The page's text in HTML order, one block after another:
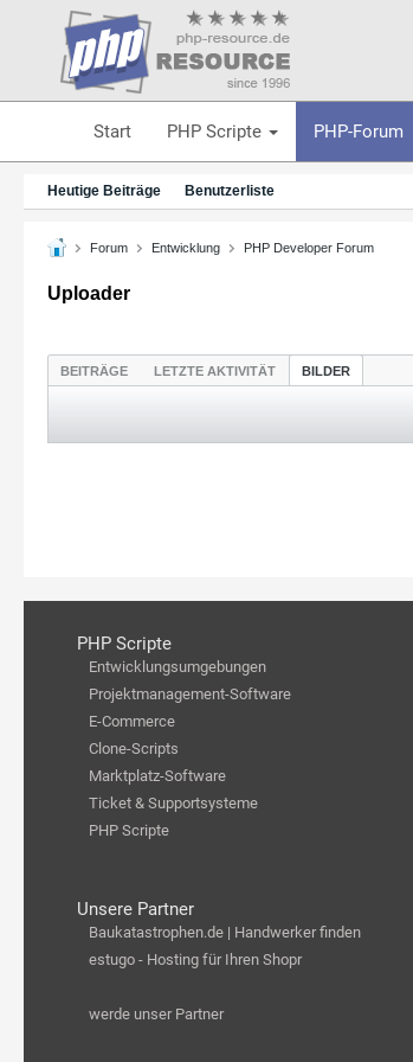
Start PHP Scripte PHP-Forum
Heutige Beiträge Benutzerliste
Forum Entwicklung PHP Developer Forum
Uploader
BEITRÄGE LETZTE AKTIVITÄT BILDER
PHP Scripte
Entwicklungsumgebungen
Projektmanagement-Software
E-Commerce
Clone-Scripts
Marktplatz-Software
Ticket & Supportsysteme
PHP Scripte
Unsere Partner
Baukatastrophen.de | Handwerker finden
estugo - Hosting für Ihren Shopr
werde unser Partner